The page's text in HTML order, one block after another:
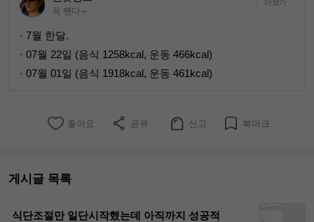
꼭 뺀다ㅜ
더보기
· 7월 한달.
· 07월 22일 (음식 1258kcal, 운동 466kcal)
· 07월 01일 (음식 1918kcal, 운동 461kcal)
좋아요 공유 신고 북마크
게시글 목록
식단조절만 일단시작했는데 아직까지 성공적